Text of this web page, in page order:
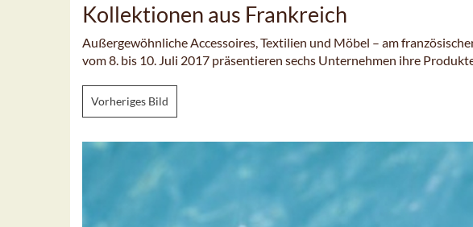
Kollektionen aus Frankreich
Außergewöhnliche Accessoires, Textilien und Möbel – am
vom 8. bis 10. Juli 2017 präsentieren sechs Unternehmen ihre
Vorheriges Bild